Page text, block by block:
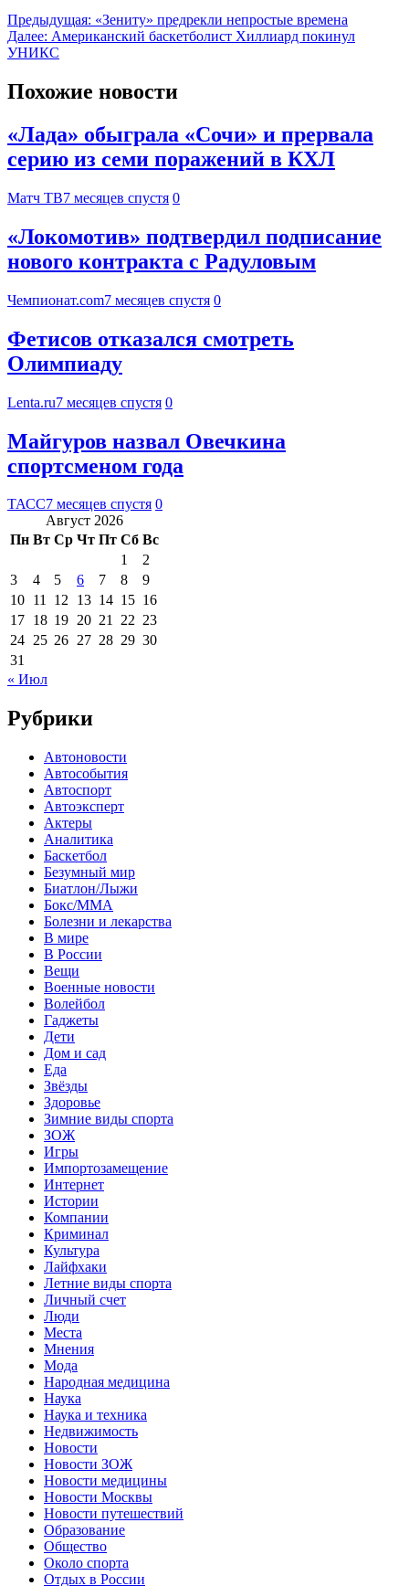
Предыдущая: «Зениту» предрекли непростые времена
Далее: Американский баскетболист Хиллиард покинул
УНИКС
Похожие новости
«Лада» обыграла «Сочи» и прервала
серию из семи поражений в КХЛ
Матч ТВ7 месяцев спустя 0
«Локомотив» подтвердил подписание
нового контракта с Радуловым
Чемпионат.com7 месяцев спустя 0
Фетисов отказался смотреть
Олимпиаду
Lenta.ru7 месяцев спустя 0
Майгуров назвал Овечкина
спортсменом года
ТАСС7 месяцев спустя 0
Август 2026
Пн Вт Ср Чт Пт Сб Вс
1
2
3
4 5 6 7 8
9
10 11 12 13 14 15 16
17 18 19 20 21 22 23
24 25 26 27 28 29 30
31
« Июл
Рубрики
Автоновости
Автособытия
Автоспорт
Автоэксперт
Актеры
Аналитика
Баскетбол
Безумный мир
Биатлон/Лыжи
Бокс/MMA
Болезни и лекарства
В мире
В России
Вещи
Военные новости
Волейбол
Гаджеты
Дети
Дом и сад
Еда
Звёзды
Здоровье
Зимние виды спорта
ЗОЖ
Игры
Импортозамещение
Интернет
Истории
Компании
Криминал
Культура
Лайфхаки
Летние виды спорта
Личный счет
Люди
Места
Мнения
Мода
Народная медицина
Наука
Наука и техника
Недвижимость
Новости
Новости ЗОЖ
Новости медицины
Новости Москвы
Новости путешествий
Образование
Общество
Около спорта
Отдых в России